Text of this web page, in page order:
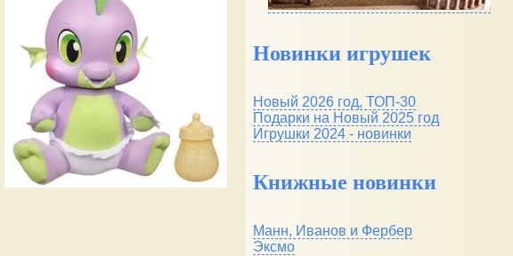
Новинки игрушек
Новый 2026 год, ТОП-30
Подарки на Новый 2025 год
Игрушки 2024 - новинки
Книжные новинки
Манн, Иванов и Фербер
Эксмо